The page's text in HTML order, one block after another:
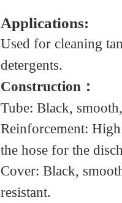
Applications:
Used for cleaning
detergents.
Construction ：
Tube: Black,
Reinforcement:
the hose for the
Cover: Black,
resistant.